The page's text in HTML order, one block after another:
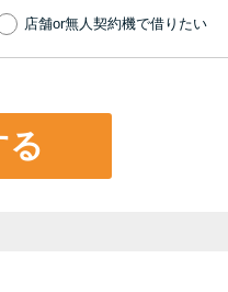
未成年
りる方
店舗or無人契約機で借りたい
る